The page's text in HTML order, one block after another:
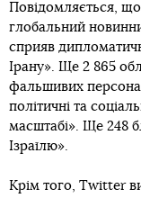
Повідомляється, що
глобальний
сприяв
Ірану». Ще 2 865
фальшивих
політичні та
масштабі». Ще 248
Ізраїлю».
Крім того, Twitter